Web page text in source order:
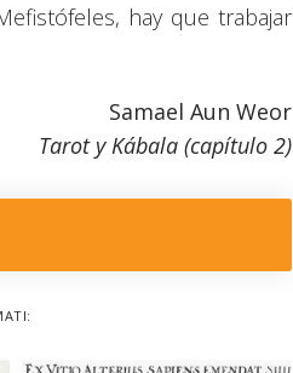
hay que trabajar
Samael Aun Weor
Tarot y Kábala (capítulo 2)